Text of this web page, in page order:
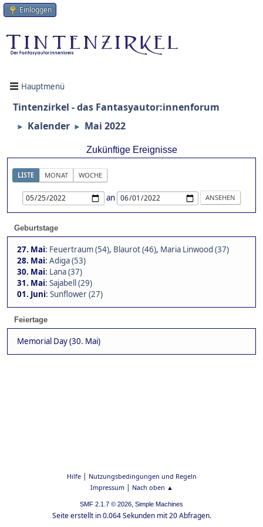
Einloggen
Hauptmenü
Tintenzirkel - das Fantasyautor:innenforum
► Kalender ► Mai 2022
Zukünftige Ereignisse
LISTE MONAT WOCHE
an
Geburtstage
27. Mai: Feuertraum (54), Blaurot (46), Maria Linwood (37)
28. Mai: Adiga (53)
30. Mai: Lana (37)
31. Mai: Sajabell (29)
01. Juni: Sunflower (27)
Feiertage
Memorial Day (30. Mai)
Hilfe| Nutzungsbedingungen und Regeln
Impressum| Nach oben ▲
SMF 2.1.7 © 2026, Simple Machines
Seite erstellt in 0.064 Sekunden mit 20 Abfragen.